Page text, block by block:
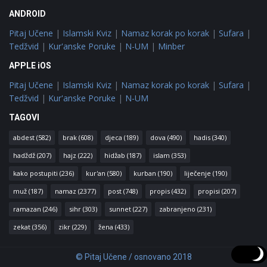
ANDROID
Pitaj Učene | Islamski Kviz | Namaz korak po korak | Sufara |
Tedžvid | Kur'anske Poruke | N-UM | Minber
APPLE iOS
Pitaj Učene | Islamski Kviz | Namaz korak po korak | Sufara |
Tedžvid | Kur'anske Poruke | N-UM
TAGOVI
abdest (582) brak (608) djeca (189) dova (490) hadis (340)
hadždž (207) hajz (222) hidžab (187) islam (353)
kako postupiti (236) kur'an (580) kurban (190) liječenje (190)
muž (187) namaz (2377) post (748) propis (432) propisi (207)
ramazan (246) sihr (303) sunnet (227) zabranjeno (231)
zekat (356) zikr (229) žena (433)
© Pitaj Učene / osnovano 2018